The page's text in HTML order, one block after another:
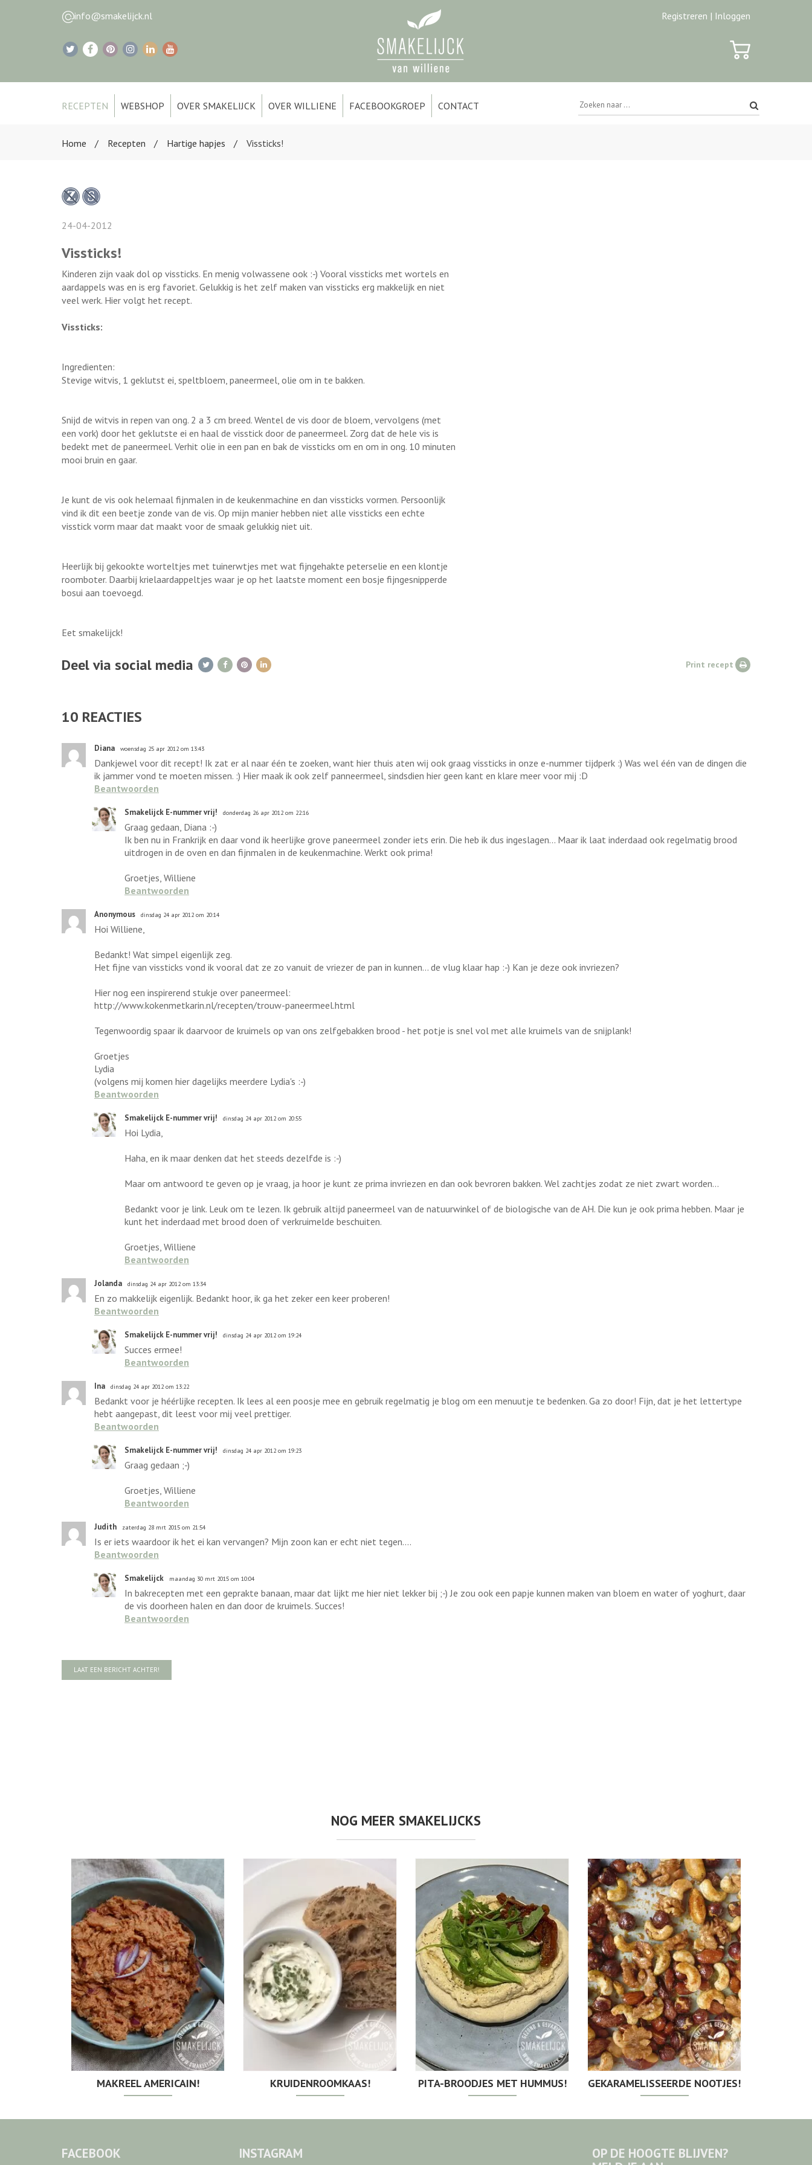
info@smakelijck.nl Registreren | Inloggen
RECEPTEN WEBSHOP OVER SMAKELIJCK OVER WILLIENE FACEBOOKGROEP CONTACT
Home Recepten Hartige hapjes Vissticks!
24-04-2012
Vissticks!
Kinderen zijn vaak dol op vissticks. En menig volwassene ook :-) Vooral vissticks met wortels en
aardappels was en is erg favoriet. Gelukkig is het zelf maken van vissticks erg makkelijk en niet
veel werk. Hier volgt het recept.
Vissticks:
Ingredienten:
Stevige witvis, 1 geklutst ei, speltbloem, paneermeel, olie om in te bakken.
Snijd de witvis in repen van ong. 2 a 3 cm breed. Wentel de vis door de bloem, vervolgens (met
een vork) door het geklutste ei en haal de visstick door de paneermeel. Zorg dat de hele vis is
bedekt met de paneermeel. Verhit olie in een pan en bak de vissticks om en om in ong. 10 minuten
mooi bruin en gaar.
Je kunt de vis ook helemaal fijnmalen in de keukenmachine en dan vissticks vormen. Persoonlijk
vind ik dit een beetje zonde van de vis. Op mijn manier hebben niet alle vissticks een echte
visstick vorm maar dat maakt voor de smaak gelukkig niet uit.
Heerlijk bij gekookte worteltjes met tuinerwtjes met wat fijngehakte peterselie en een klontje
roomboter. Daarbij krielaardappeltjes waar je op het laatste moment een bosje fijngesnipperde
bosui aan toevoegd.
Eet smakelijck!
Deel via social media Print recept
10 REACTIES
Diana woensdag 25 apr 2012 om 13:43
Dankjewel voor dit recept! Ik zat er al naar één te zoeken, want hier thuis aten wij ook graag vissticks in onze e-nummer tijdperk :) Was wel één van de dingen die
ik jammer vond te moeten missen. :) Hier maak ik ook zelf panneermeel, sindsdien hier geen kant en klare meer voor mij :D
Beantwoorden
Smakelijck E-nummer vrij! donderdag 26 apr 2012 om 22:16
Graag gedaan, Diana :-)
Ik ben nu in Frankrijk en daar vond ik heerlijke grove paneermeel zonder iets erin. Die heb ik dus ingeslagen... Maar ik laat inderdaad ook regelmatig brood
uitdrogen in de oven en dan fijnmalen in de keukenmachine. Werkt ook prima!
Groetjes, Williene
Beantwoorden
Anonymous dinsdag 24 apr 2012 om 20:14
Hoi Williene,
Bedankt! Wat simpel eigenlijk zeg.
Het fijne van vissticks vond ik vooral dat ze zo vanuit de vriezer de pan in kunnen... de vlug klaar hap :-) Kan je deze ook invriezen?
Hier nog een inspirerend stukje over paneermeel:
http://www.kokenmetkarin.nl/recepten/trouw-paneermeel.html
Tegenwoordig spaar ik daarvoor de kruimels op van ons zelfgebakken brood - het potje is snel vol met alle kruimels van de snijplank!
Groetjes
Lydia
(volgens mij komen hier dagelijks meerdere Lydia's :-)
Beantwoorden
Smakelijck E-nummer vrij! dinsdag 24 apr 2012 om 20:55
Hoi Lydia,
Haha, en ik maar denken dat het steeds dezelfde is :-)
Maar om antwoord te geven op je vraag, ja hoor je kunt ze prima invriezen en dan ook bevroren bakken. Wel zachtjes zodat ze niet zwart worden...
Bedankt voor je link. Leuk om te lezen. Ik gebruik altijd paneermeel van de natuurwinkel of de biologische van de AH. Die kun je ook prima hebben. Maar je
kunt het inderdaad met brood doen of verkruimelde beschuiten.
Groetjes, Williene
Beantwoorden
Jolanda dinsdag 24 apr 2012 om 13:34
En zo makkelijk eigenlijk. Bedankt hoor, ik ga het zeker een keer proberen!
Beantwoorden
Smakelijck E-nummer vrij! dinsdag 24 apr 2012 om 19:24
Succes ermee!
Beantwoorden
Ina dinsdag 24 apr 2012 om 13:22
Bedankt voor je héérlijke recepten. Ik lees al een poosje mee en gebruik regelmatig je blog om een menuutje te bedenken. Ga zo door! Fijn, dat je het lettertype
hebt aangepast, dit leest voor mij veel prettiger.
Beantwoorden
Smakelijck E-nummer vrij! dinsdag 24 apr 2012 om 19:23
Graag gedaan ;-)
Groetjes, Williene
Beantwoorden
Judith zaterdag 28 mrt 2015 om 21:54
Is er iets waardoor ik het ei kan vervangen? Mijn zoon kan er echt niet tegen....
Beantwoorden
Smakelijck maandag 30 mrt 2015 om 10:04
In bakrecepten met een geprakte banaan, maar dat lijkt me hier niet lekker bij ;-) Je zou ook een papje kunnen maken van bloem en water of yoghurt, daar
de vis doorheen halen en dan door de kruimels. Succes!
Beantwoorden
LAAT EEN BERICHT ACHTER!
NOG MEER SMAKELIJCKS
MAKREEL AMERICAIN! KRUIDENROOMKAAS! PITA-BROODJES MET HUMMUS! GEKARAMELISSEERDE NOOTJES!
FACEBOOK INSTAGRAM
OP DE HOOGTE BLIJVEN?